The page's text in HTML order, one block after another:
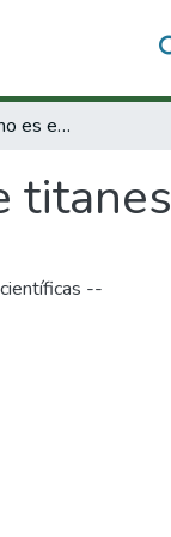
Divulgar la ciencia no es empresa de titanes
titanes
--